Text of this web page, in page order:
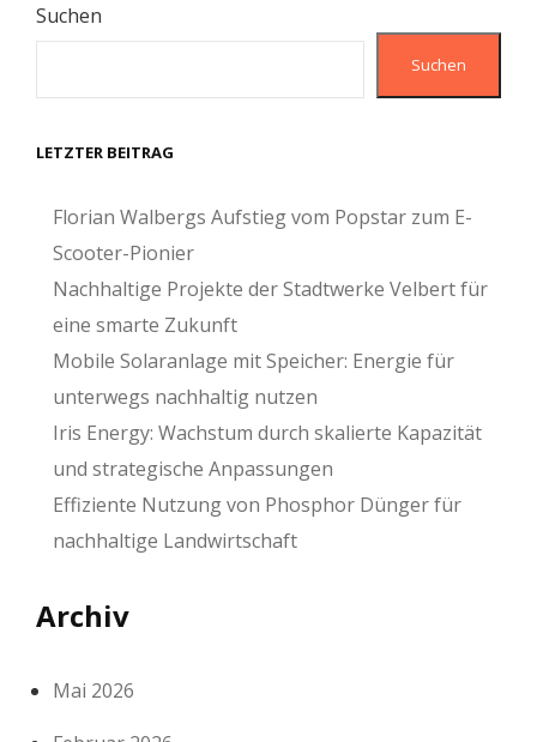
Suchen
Suchen
LETZTER BEITRAG
Florian Walbergs Aufstieg vom Popstar zum E-
Scooter-Pionier
Nachhaltige Projekte der Stadtwerke Velbert für
eine smarte Zukunft
Mobile Solaranlage mit Speicher: Energie für
unterwegs nachhaltig nutzen
Iris Energy: Wachstum durch skalierte Kapazität
und strategische Anpassungen
Effiziente Nutzung von Phosphor Dünger für
nachhaltige Landwirtschaft
Archiv
Mai 2026